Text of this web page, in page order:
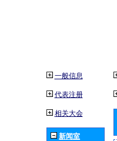
一般信息
代表注册
相关大会
新闻室